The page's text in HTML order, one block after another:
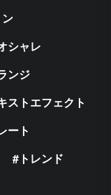
シャレ
ンジ
ストエフェクト
ート
トレンド